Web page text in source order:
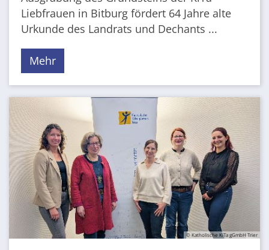
Liebfrauen in Bitburg fördert 64 Jahre alte
Urkunde des Landrats und Dechants ...
Mehr
© Katholische KiTa gGmbH Trier